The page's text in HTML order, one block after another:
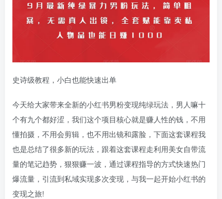
史诗级教程，小白也能快速出单
今天给大家带来全新的小红书男粉变现纯绿玩法，男人嘛十
个有九个都好涩，我们这个项目核心就是赚人性的钱，不用
懂拍摄，不用会剪辑，也不用出镜和露脸，下面这套课程我
也是总结了很多新的玩法，跟着这套课程走利用美女自带流
量的笔记趋势，狠狠赚一波，通过课程指导的方式快速热门
爆流量，引流到私域实现多次变现，与我一起开始小红书的
变现之旅!